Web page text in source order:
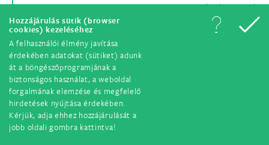
Hozzájárulás sütik (browser
cookies) kezeléséhez
A felhasználói élmény javítása
érdekében adatokat (sütiket) adunk
át a böngészőprogramjának a
biztonságos használat, a weboldal
forgalmának elemzése és megfelelő
hirdetések nyújtása érdekében.
Kérjük, adja ehhez hozzájárulását a
jobb oldali gombra kattintva!
hogy tiszteletben tartottuk az értékek és
kötelességek helyes rendjét: ekképpen elismertük,
hogy a tiszteletbeli hely Istennek van fenntartva;
hogy első kötelességünk az, hogy imáinkkal
Istenhez forduljunk; hogy a szent liturgia az
elsődleges forrása annak az isteni cserének,
amelyben Isten élete közöltetik velünk; a szent
liturgia lelkünk első iskolája; a szent liturgia az első
ajándék, amelyet a keresztény népnek adnunk kell,